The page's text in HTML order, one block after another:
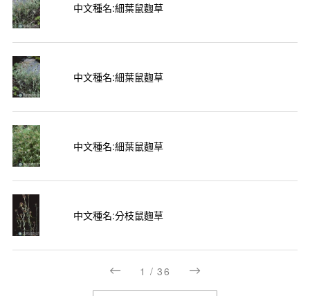
中文種名:細葉鼠麴草
中文種名:細葉鼠麴草
中文種名:細葉鼠麴草
中文種名:分枝鼠麴草
1 /36